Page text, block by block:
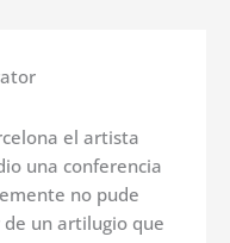
el artista
una conferencia
no pude
un artilugio que